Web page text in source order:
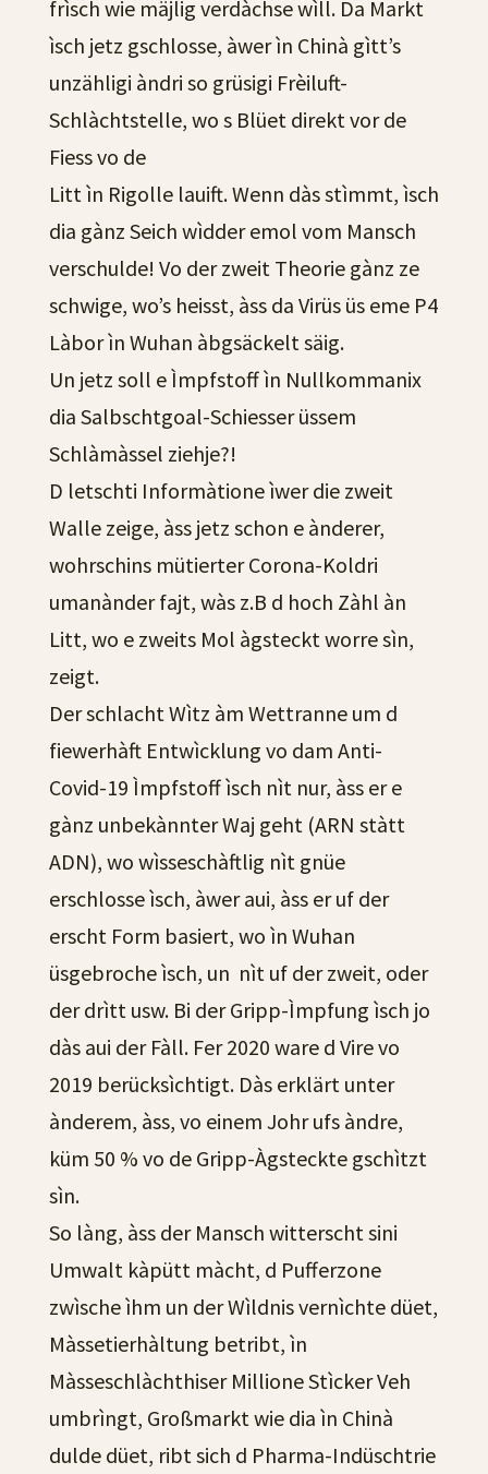
frìsch wie mäjlig verdàchse wìll. Da Markt
ìsch jetz gschlosse, àwer ìn Chinà gìtt’s
unzähligi àndri so grüsigi Frèiluft-
Schlàchtstelle, wo s Blüet direkt vor de
Fiess vo de
Litt ìn Rigolle lauift. Wenn dàs stìmmt, ìsch
dia gànz Seich wìdder emol vom Mansch
verschulde! Vo der zweit Theorie gànz ze
schwige, wo’s heisst, àss da Virüs üs eme P4
Làbor ìn Wuhan àbgsäckelt säig.
Un jetz soll e Ìmpfstoff ìn Nullkommanix
dia Salbschtgoal-Schiesser üssem
Schlàmàssel ziehje?!
D letschti Informàtione ìwer die zweit
Walle zeige, àss jetz schon e ànderer,
wohrschins mütierter Corona-Koldri
umanànder fajt, wàs z.B d hoch Zàhl àn
Litt, wo e zweits Mol àgsteckt worre sìn,
zeigt.
Der schlacht Wìtz àm Wettranne um d
fiewerhàft Entwìcklung vo dam Anti-
Covid-19 Ìmpfstoff ìsch nìt nur, àss er e
gànz unbekànnter Waj geht (ARN stàtt
ADN), wo wìsseschàftlig nìt gnüe
erschlosse ìsch, àwer aui, àss er uf der
erscht Form basiert, wo ìn Wuhan
üsgebroche ìsch, un nìt uf der zweit, oder
der drìtt usw. Bi der Gripp-Ìmpfung ìsch jo
dàs aui der Fàll. Fer 2020 ware d Vire vo
2019 berücksìchtigt. Dàs erklärt unter
ànderem, àss, vo einem Johr ufs àndre,
küm 50 % vo de Gripp-Àgsteckte gschìtzt
sìn.
So làng, àss der Mansch witterscht sini
Umwalt kàpütt màcht, d Pufferzone
zwìsche ìhm un der Wìldnis vernìchte düet,
Màssetierhàltung betribt, ìn
Màsseschlàchthiser Millione Stìcker Veh
umbrìngt, Großmarkt wie dia ìn Chinà
dulde düet, ribt sich d Pharma-Indüschtrie